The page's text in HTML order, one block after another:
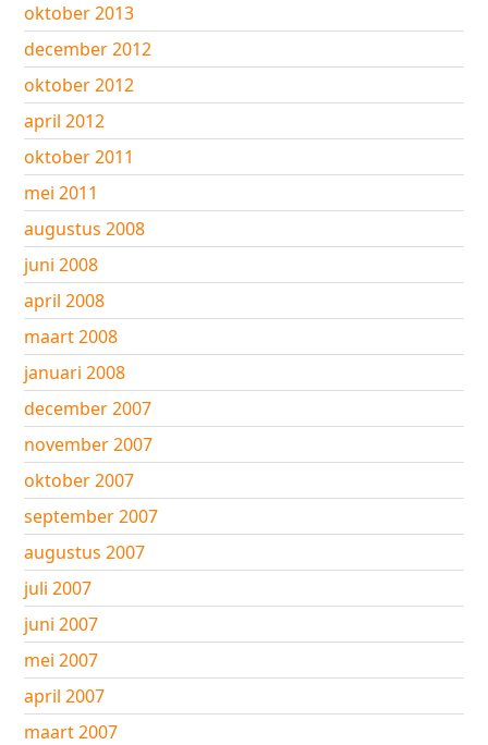
oktober 2013
december 2012
oktober 2012
april 2012
oktober 2011
mei 2011
augustus 2008
juni 2008
april 2008
maart 2008
januari 2008
december 2007
november 2007
oktober 2007
september 2007
augustus 2007
juli 2007
juni 2007
mei 2007
april 2007
maart 2007